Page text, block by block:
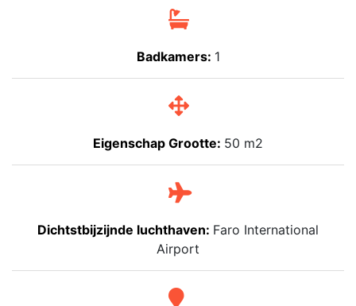
Badkamers: 1
Eigenschap Grootte: 50 m2
Dichtstbijzijnde luchthaven: Faro International
Airport